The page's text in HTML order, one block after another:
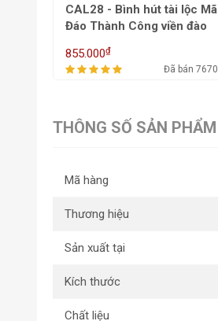
CAL31 - Bình hút tài lộc
Hòn Non Bộ Hạ Long
780.000₫
Đã bán 5384
THÔNG SỐ SẢN PHẨM
Mã hàng
Thương hiệu
Sản xuất tại
Kích thước
Chất liệu